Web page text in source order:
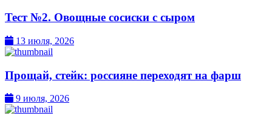
Тест №2. Овощные сосиски с сыром
13 июля, 2026
Прощай, стейк: россияне переходят на фарш
9 июля, 2026